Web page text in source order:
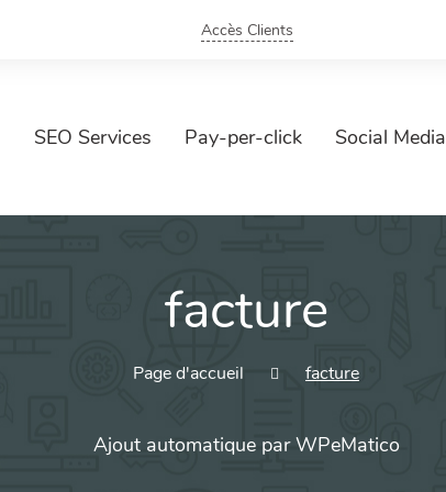
Accès Clients
SEO Services Pay-per-click Social Media
facture
Page d'accueil facture
Ajout automatique par WPeMatico